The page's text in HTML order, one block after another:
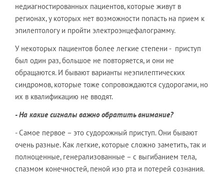
недиагностированных пациентов, которые живут в
регионах, у которых нет возможности попасть на прием к
эпилептологу и пройти электроэнцефалограмму.
У некоторых пациентов более легкие степени - приступ
был один раз, большое не повторяется, и они не
обращаются. И бывают варианты неэпилептических
синдромов, которые тоже сопровождаются судорогами, но
их в квалификацию не вводят.
- На какие сигналы важно обратить внимание?
- Самое первое – это судорожный приступ. Они бывают
очень разные. Как легкие, которые сложно заметить, так и
полноценные, генерализованные – с выгибанием тела,
спазмом конечностей, пеной изо рта и потерей сознания.